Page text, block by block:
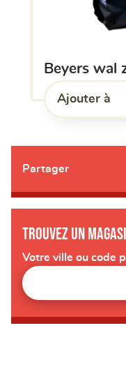
beyers
Ajouter à
l'une de
Partager
Trouvez un
Votre ville ou code